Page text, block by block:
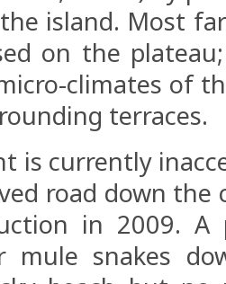
island. Most
on the
climates of
terraces.
is currently
road down the
in 2009. A
mule snakes